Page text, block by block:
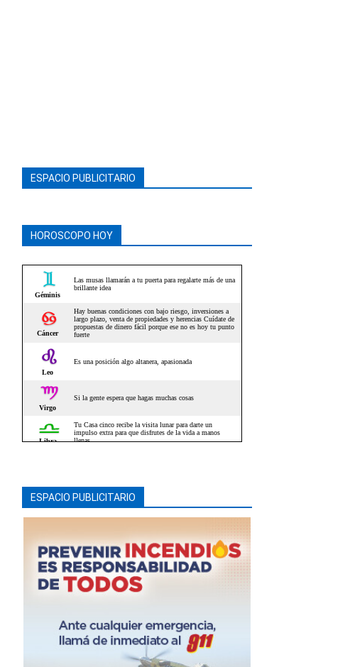
ESPACIO PUBLICITARIO
HOROSCOPO HOY
ESPACIO PUBLICITARIO